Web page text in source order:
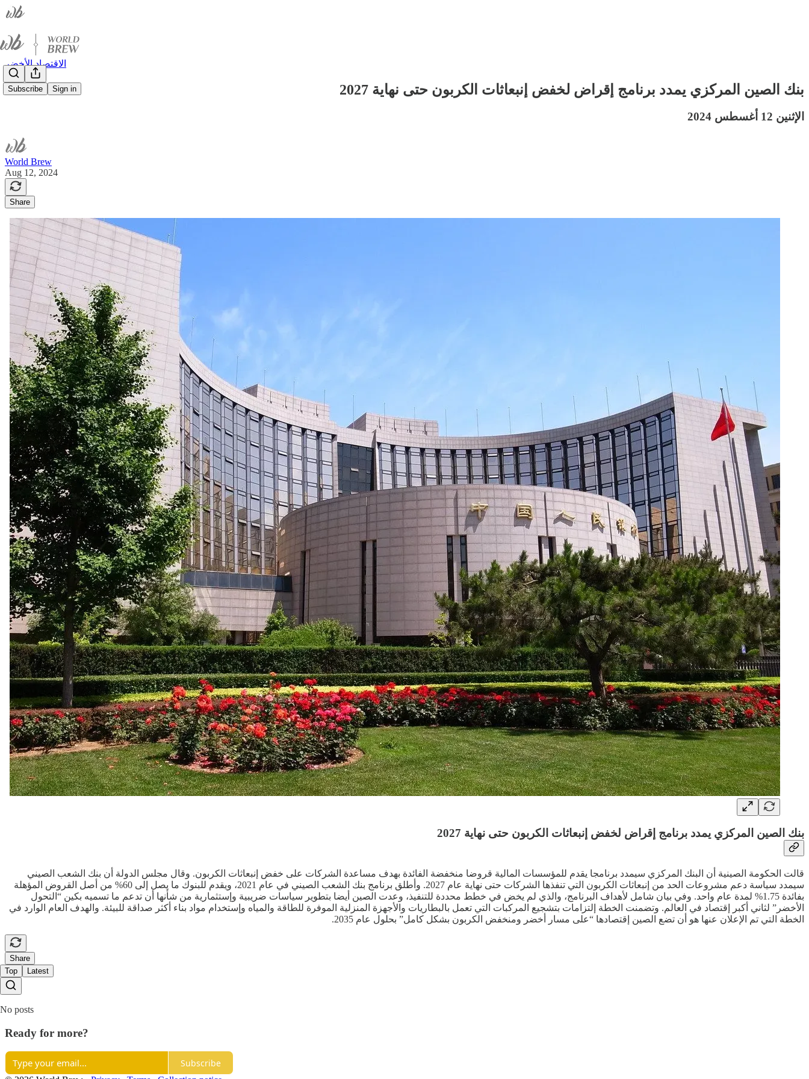
Subscribe Sign in
الاقتصاد الأخضر
بنك الصين المركزي يمدد برنامج إقراض لخفض إنبعاثات الكربون حتى نهاية 2027
الإثنين 12 أغسطس 2024
World Brew
Aug 12, 2024
Share
بنك الصين المركزي يمدد برنامج إقراض لخفض إنبعاثات الكربون حتى نهاية 2027
قالت الحكومة الصينية أن البنك المركزي سيمدد برنامجا يقدم للمؤسسات المالية قروضا منخفضة الفائدة بهدف مساعدة الشركات على خفض إنبعاثات الكربون. وقال مجلس الدولة أن بنك الشعب الصيني
سيمدد سياسة دعم مشروعات الحد من إنبعاثات الكربون التي تنفذها الشركات حتى نهاية عام 2027. وأطلق برنامج بنك الشعب الصيني في عام 2021، ويقدم للبنوك ما يصل إلى 60% من أصل القروض المؤهلة
بفائدة 1.75% لمدة عام واحد. وفي بيان شامل لأهداف البرنامج، والذي لم يخض في خطط محددة للتنفيذ، وعدت الصين أيضا بتطوير سياسات ضريبية وإستثمارية من شأنها أن تدعم ما تسميه بكين “التحول
الأخضر” لثاني أكبر إقتصاد في العالم. وتضمنت الخطة إلتزامات بتشجيع المركبات التي تعمل بالبطاريات والأجهزة المنزلية الموفرة للطاقة والمياه وإستخدام مواد بناء أكثر صداقة للبيئة. والهدف العام الوارد في
الخطة التي تم الإعلان عنها هو أن تضع الصين إقتصادها “على مسار أخضر ومنخفض الكربون بشكل كامل” بحلول عام 2035.
Share
Top
Latest
No posts
Ready for more?
Subscribe